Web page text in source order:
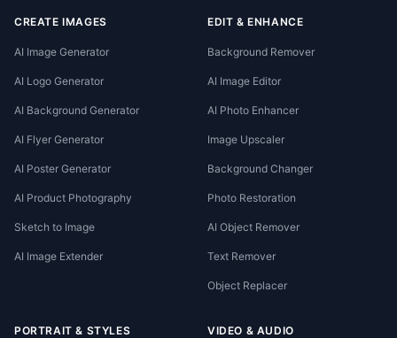
CREATE IMAGES
AI Image Generator
AI Logo Generator
AI Background Generator
AI Flyer Generator
AI Poster Generator
AI Product Photography
Sketch to Image
AI Image Extender
EDIT & ENHANCE
Background Remover
AI Image Editor
AI Photo Enhancer
Image Upscaler
Background Changer
Photo Restoration
AI Object Remover
Text Remover
Object Replacer
PORTRAIT & STYLES VIDEO & AUDIO